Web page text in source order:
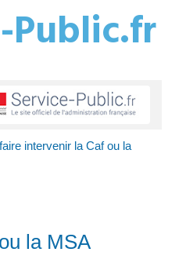
Public.fr
intervenir la Caf ou la
la MSA